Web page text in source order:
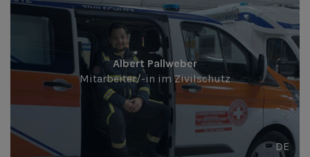
Albert Pallweber
Mitarbeiter/-in im Zivilschutz
DE